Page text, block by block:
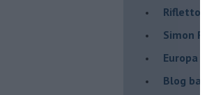
Simon
Europa
Blog